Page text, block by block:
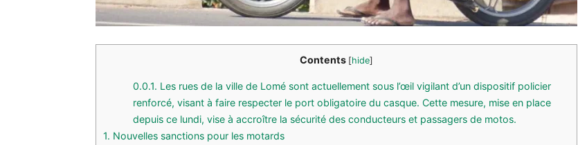
Contents [hide]
0.0.1. Les rues de la ville de Lomé sont actuellement sous l’œil vigilant d’un dispositif policier
renforcé, visant à faire respecter le port obligatoire du casque. Cette mesure, mise en place
depuis ce lundi, vise à accroître la sécurité des conducteurs et passagers de motos.
1. Nouvelles sanctions pour les motards